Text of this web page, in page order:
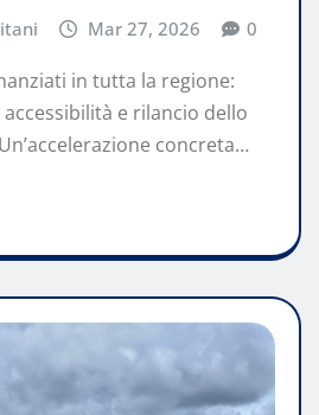
Mar 27, 2026 0
in tutta la regione:
e rilancio dello
concreta…